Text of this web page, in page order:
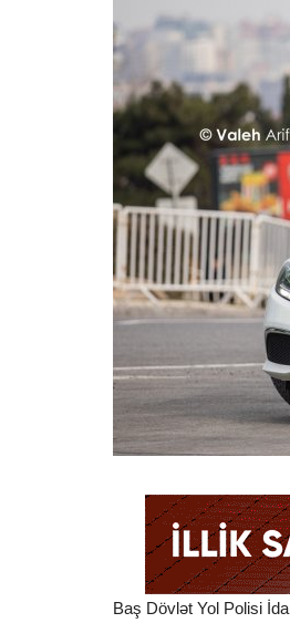
Baş Dövlət Yol Polisi